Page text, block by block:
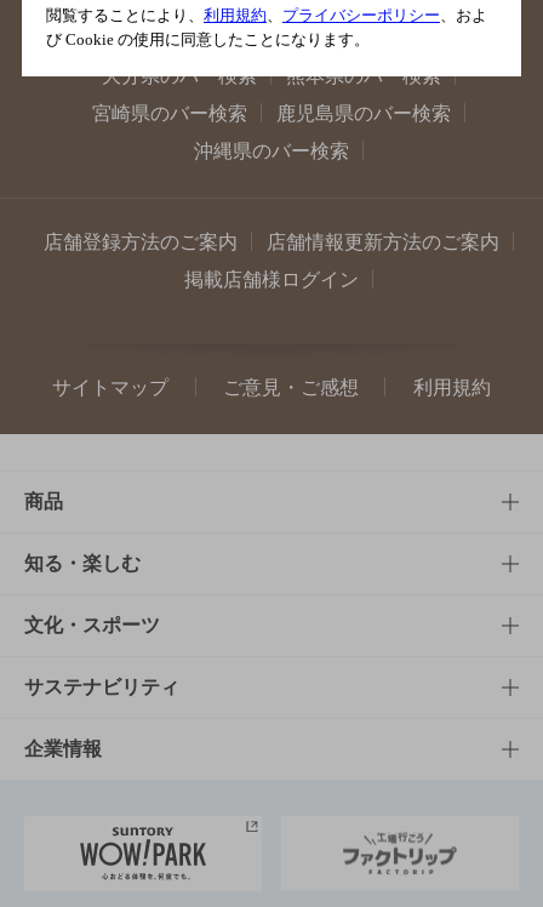
長崎県のバー検索
佐賀県のバー検索
大分県のバー検索
熊本県のバー検索
宮崎県のバー検索
鹿児島県のバー検索
沖縄県のバー検索
店舗登録方法のご案内
店舗情報更新方法のご案内
掲載店舗様ログイン
サイトマップ ご意見・ご感想 利用規約
商品
商品TOP
商品一覧
商品発売情報
栄養成分一覧
知る・楽しむ
知る・楽しむTOP
キャンペーン
工場見学
地域情報
文化・スポーツ
文化・スポーツTOP
サントリーホール
サントリーサンバーズ大阪
サステナビリティ
サステナビリティTOP
サントリーが考えるサステナビリティ経営
企業情報
企業概要
閲覧することにより、 利用規約 プライバシーポリシー 、およ
び Cookie の使用に同意したことになります。